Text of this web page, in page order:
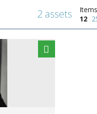
12
2 assets